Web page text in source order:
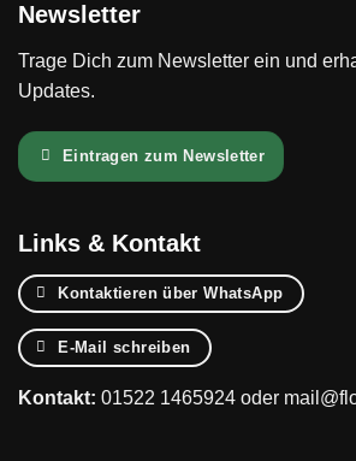
Newsletter
Trage Dich zum Newsletter ein und
Updates.
Eintragen zum Newsletter
Links & Kontakt
Kontaktieren über WhatsApp
E-Mail schreiben
Kontakt: 01522 1465924 oder